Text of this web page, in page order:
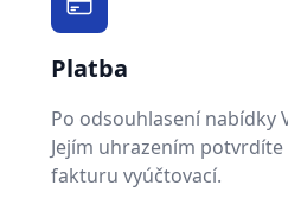
Platba
Po odsouhlasení nabídky
Jejím uhrazením
fakturu vyúčtovací.